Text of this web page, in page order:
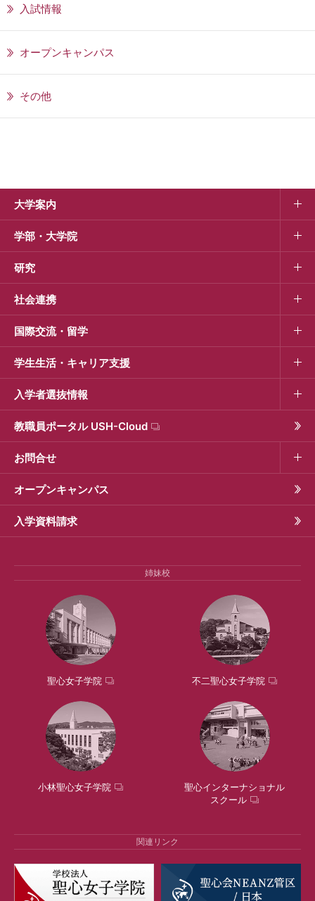
入試情報
オープンキャンパス
その他
大学案内
学部・大学院
研究
社会連携
国際交流・留学
学生生活・キャリア支援
入学者選抜情報
教職員ポータル USH-Cloud
お問合せ
オープンキャンパス
入学資料請求
姉妹校
聖心女子学院 不二聖心女子学院
小林聖心女子学院
聖心インターナショナル
スクール
関連リンク